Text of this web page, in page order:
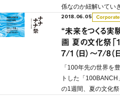
係なのか紐解いてい
2018.06.05 Corporate
“未来をつくる
画 夏の文化祭
7/1（日）〜7/8（
「100年先の世界を
トした「
の1週間、夏の文化